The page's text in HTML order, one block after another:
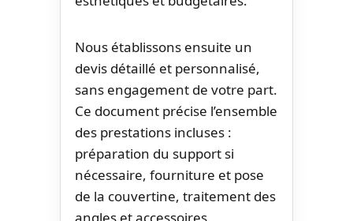
Nous établissons ensuite un
devis détaillé et personnalisé,
sans engagement de votre part.
Ce document précise l’ensemble
des prestations incluses :
préparation du support si
nécessaire, fourniture et pose
de la couvertine, traitement des
angles et accessoires,